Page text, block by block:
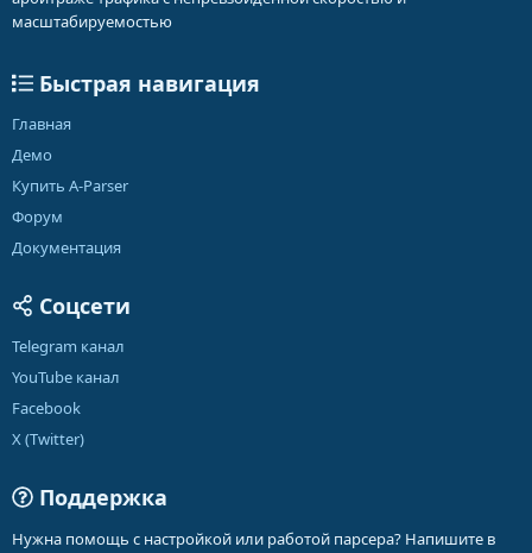
масштабируемостью
Быстрая навигация
Главная
Демо
Купить A-Parser
Форум
Документация
Соцсети
Telegram канал
YouTube канал
Facebook
X (Twitter)
Поддержка
Нужна помощь с настройкой или работой парсера? Напишите в